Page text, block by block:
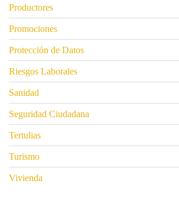
Productores
Promociones
Protección de Datos
Riesgos Laborales
Sanidad
Seguridad Ciudadana
Tertulias
Turismo
Vivienda